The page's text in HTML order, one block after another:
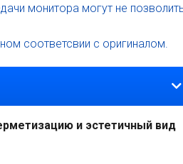
монитора могут не
соответсвии с оригиналом.
и эстетичный вид